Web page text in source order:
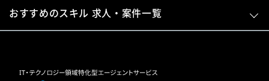
おすすめのスキル 求人・案件一覧